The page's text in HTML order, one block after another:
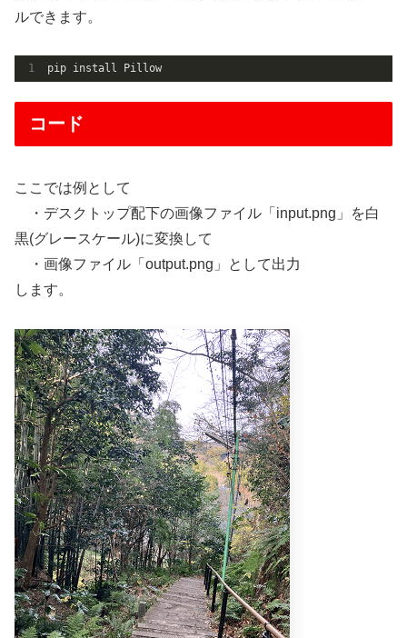
ルできます。
pip install Pillow
コード
ここでは例として
・デスクトップ配下の画像ファイル「input.png」を白
黒(グレースケール)に変換して
・画像ファイル「output.png」として出力
します。